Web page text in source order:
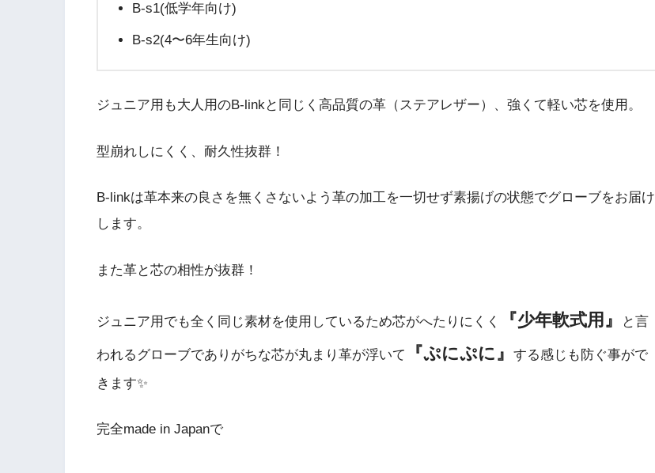
B-s1(低学年向け)
B-s2(4〜6年生向け)
ジュニア用も大人用のB-linkと同じく高品質の革（ステアレザー）、強くて軽い芯を使用。
型崩れしにくく、耐久性抜群！
B-linkは革本来の良さを無くさないよう革の加工を一切せず素揚げの状態でグローブをお届け
します。
また革と芯の相性が抜群！
ジュニア用でも全く同じ素材を使用しているため芯がへたりにくく 『少年軟式用』 と言
われるグローブでありがちな芯が丸まり革が浮いて 『ぷにぷに』
する感じも防ぐ事がで
きます✨
完全made in Japanで